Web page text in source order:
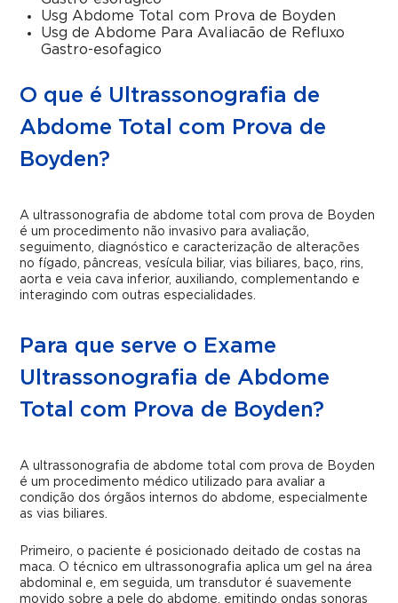
Usg Abdome Total com Prova de Boyden
Usg de Abdome Para Avaliacão de Refluxo
Gastro-esofagico
O que é Ultrassonografia de
Abdome Total com Prova de
Boyden?
A ultrassonografia de abdome total com prova de Boyden
é um procedimento não invasivo para avaliação,
seguimento, diagnóstico e caracterização de alterações
no fígado, pâncreas, vesícula biliar, vias biliares, baço, rins,
aorta e veia cava inferior, auxiliando, complementando e
interagindo com outras especialidades.
Para que serve o Exame
Ultrassonografia de Abdome
Total com Prova de Boyden?
A ultrassonografia de abdome total com prova de Boyden
é um procedimento médico utilizado para avaliar a
condição dos órgãos internos do abdome, especialmente
as vias biliares.
Primeiro, o paciente é posicionado deitado de costas na
maca. O técnico em ultrassonografia aplica um gel na área
abdominal e, em seguida, um transdutor é suavemente
movido sobre a pele do abdome, emitindo ondas sonoras